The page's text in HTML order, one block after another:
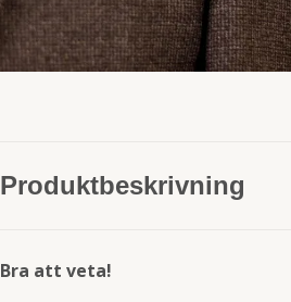
Produktbeskrivning
Bra att veta!